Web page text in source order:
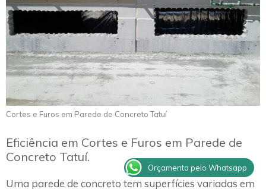
Cortes e Furos em Parede de Concreto Tatuí
Eficiência em Cortes e Furos em Parede de
Concreto Tatuí.
Uma parede de concreto tem superfícies variadas em
Orçamento pelo Whatsapp